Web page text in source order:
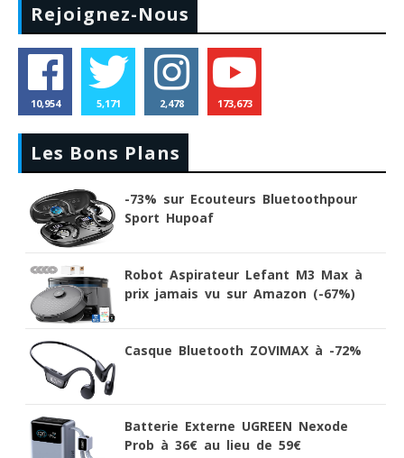
Rejoignez-Nous
10,954 5,171 2,478 173,673
Les Bons Plans
-73% sur Ecouteurs Bluetoothpour
Sport Hupoaf
Robot Aspirateur Lefant M3 Max à
prix jamais vu sur Amazon (-67%)
Casque Bluetooth ZOVIMAX à -72%
Batterie Externe UGREEN Nexode
Prob à 36€ au lieu de 59€